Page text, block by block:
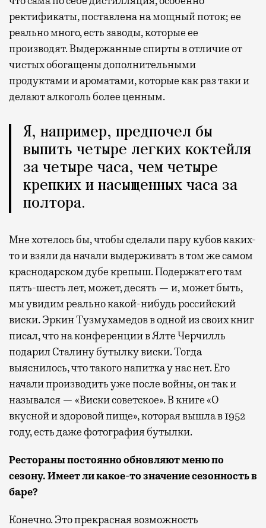
ректификаты, поставлена на мощный поток; ее
реально много, есть заводы, которые ее
производят. Выдержанные спирты в отличие от
чистых обогащены дополнительными
продуктами и ароматами, которые как раз таки и
делают алкоголь более ценным.
Я, например, предпочел бы
выпить четыре легких коктейля
за четыре часа, чем четыре
крепких и насыщенных часа за
полтора.
Мне хотелось бы, чтобы сделали пару кубов каких-
то и взяли да начали выдерживать в том же самом
краснодарском дубе крепыш. Подержат его там
пять-шесть лет, может, десять — и, может быть,
мы увидим реально какой-нибудь российский
виски. Эркин Тузмухамедов в одной из своих книг
писал, что на конференции в Ялте Черчилль
подарил Сталину бутылку виски. Тогда
выяснилось, что такого напитка у нас нет. Его
начали производить уже после войны, он так и
назывался — «Виски советское». В книге «О
вкусной и здоровой пище», которая вышла в 1952
году, есть даже фотография бутылки.
Рестораны постоянно обновляют меню по
сезону. Имеет ли какое-то значение сезонность в
баре?
Конечно. Это прекрасная возможность